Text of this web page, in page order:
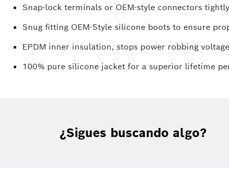
Snap-lock terminals or OEM-style connectors
Snug fitting OEM-Style silicone boots to ensure
EPDM inner insulation, stops power robbing
100% pure silicone jacket for a superior lifetime
¿Sigues buscando algo?